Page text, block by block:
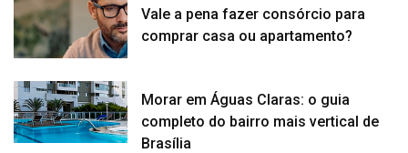
Vale a pena fazer consórcio para
comprar casa ou apartamento?
Morar em Águas Claras: o guia
completo do bairro mais vertical de
Brasília